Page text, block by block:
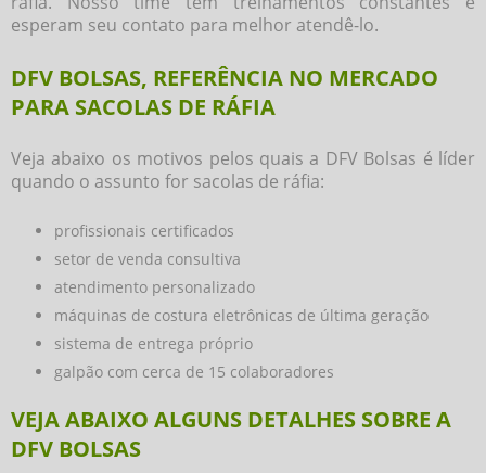
esperam seu contato para melhor atendê-lo.
DFV BOLSAS, REFERÊNCIA NO MERCADO
PARA SACOLAS DE RÁFIA
Veja abaixo os motivos pelos quais a DFV Bolsas é líder
quando o assunto for sacolas de ráfia:
profissionais certificados
setor de venda consultiva
atendimento personalizado
máquinas de costura eletrônicas de última geração
sistema de entrega próprio
galpão com cerca de 15 colaboradores
VEJA ABAIXO ALGUNS DETALHES SOBRE A
DFV BOLSAS